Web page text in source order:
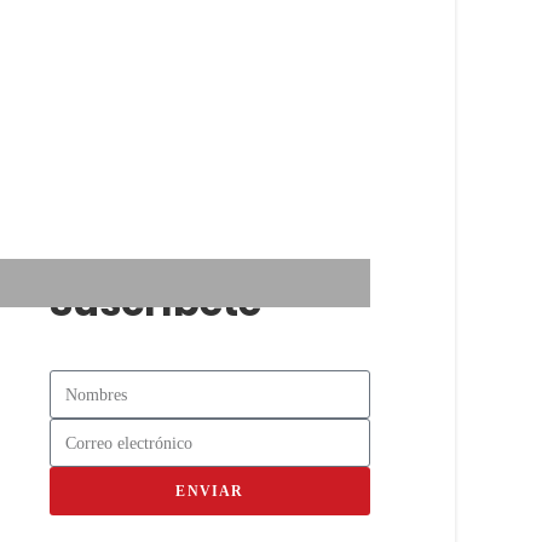
Suscríbete
ENVIAR